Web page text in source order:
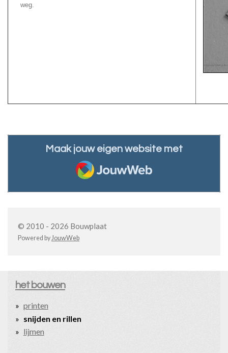
weg.
Maak jouw eigen website met
JouwWeb
© 2010 - 2026 Bouwplaat
Powered byJouwWeb
het bouwen
printen
snijden en rillen
lijmen